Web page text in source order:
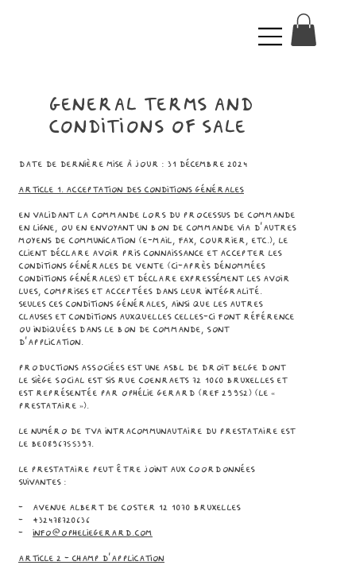
General terms and
conditions of sale
Date de dernière mise à jour : 31 décembre 2024
Article 1. Acceptation des conditions générales
En validant la commande lors du processus de commande
en ligne, ou en envoyant un bon de commande via d’autres
moyens de communication (e-mail, fax, courrier, etc.), le
client déclare avoir pris connaissance et accepter les
conditions générales de vente (ci-après dénommées
Conditions Générales) et déclare expressément les avoir
lues, comprises et acceptées dans leur intégralité.
Seules ces Conditions Générales, ainsi que les autres
clauses et conditions auxquelles celles-ci font référence
ou indiquées dans le bon de commande, sont
d’application.
Productions associées est une ASBL de droit belge dont
le siège social est sis Rue Coenraets 72 1060 Bruxelles et
est représentée par Ophélie Gerard (ref 29952) (le «
Prestataire »).
Le numéro de TVA intracommunautaire du Prestataire est
le BE0896755397.
Le Prestataire peut être joint aux coordonnées
suivantes :
- Avenue Albert de Coster 12 1070 Bruxelles
- +32478720636
- info@opheliegerard.com
Article 2 - CHAMP D’APPLICATION